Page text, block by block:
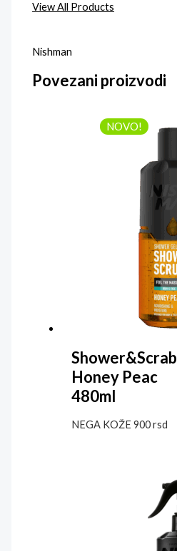
View All Products
Nishman
Povezani proizvodi
NOVO!
Shower&Scrab
Honey Peac
480ml
NEGA KOŽE 900rsd